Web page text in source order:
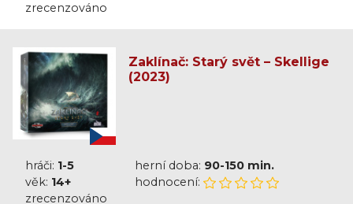
zrecenzováno
Zaklínač: Starý svět – Skellige
(2023)
hráči: 1-5 herní doba: 90-150 min.
věk: 14+
hodnocení:
zrecenzováno